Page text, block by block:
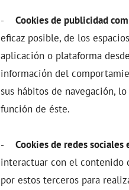
- Cookies de publicidad
eficaz posible, de los
aplicación o plataforma
información del
sus hábitos de navegación,
función de éste.
- Cookies de redes sociales
interactuar con el contenido
por estos terceros para